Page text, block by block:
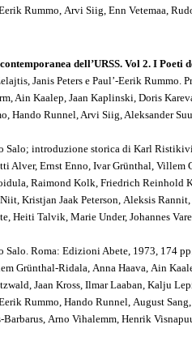
Rummo, Arvi Siig, Enn Vetemaa,
dell’URSS. Vol 2. I
Janis Peters e Paul’-Eerik Rummo.
Ain Kaalep, Jaan Kaplinski, Doris
Hando Runnel, Arvi Siig, Aleksander
Salo; introduzione storica di Karl
Alver, Ernst Enno, Ivar Grünthal, Villem
Raimond Kolk, Friedrich Reinhold
Kristjan Jaak Peterson, Aleksis
Heiti Talvik, Marie Under, Johannes
Roma: Edizioni Abete, 1973, 174
Grünthal-Ridala, Anna Haava, Ain
Jaan Kross, Ilmar Laaban, Kalju
Rummo, Hando Runnel, August
Arno Vihalemm, Henrik